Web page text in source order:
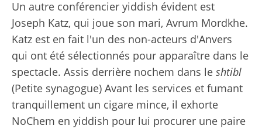
Un autre conférencier yiddish évident est
Joseph Katz, qui joue son mari, Avrum Mordkhe.
Katz est en fait l'un des non-acteurs d'Anvers
qui ont été sélectionnés pour apparaître dans le
spectacle. Assis derrière nochem dans le shtibl
(Petite synagogue) Avant les services et fumant
tranquillement un cigare mince, il exhorte
NoChem en yiddish pour lui procurer une paire